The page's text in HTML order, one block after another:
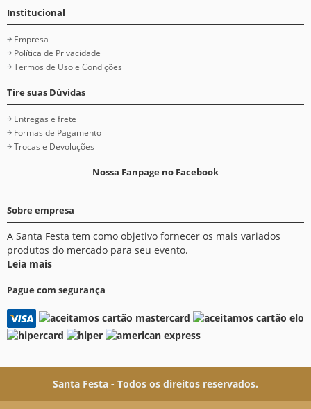
Institucional
Empresa
Política de Privacidade
Termos de Uso e Condições
Tire suas Dúvidas
Entregas e frete
Formas de Pagamento
Trocas e Devoluções
Nossa Fanpage no Facebook
Sobre empresa
A Santa Festa tem como objetivo fornecer os mais variados
produtos do mercado para seu evento.
Leia mais
Pague com segurança
Santa Festa - Todos os direitos reservados.